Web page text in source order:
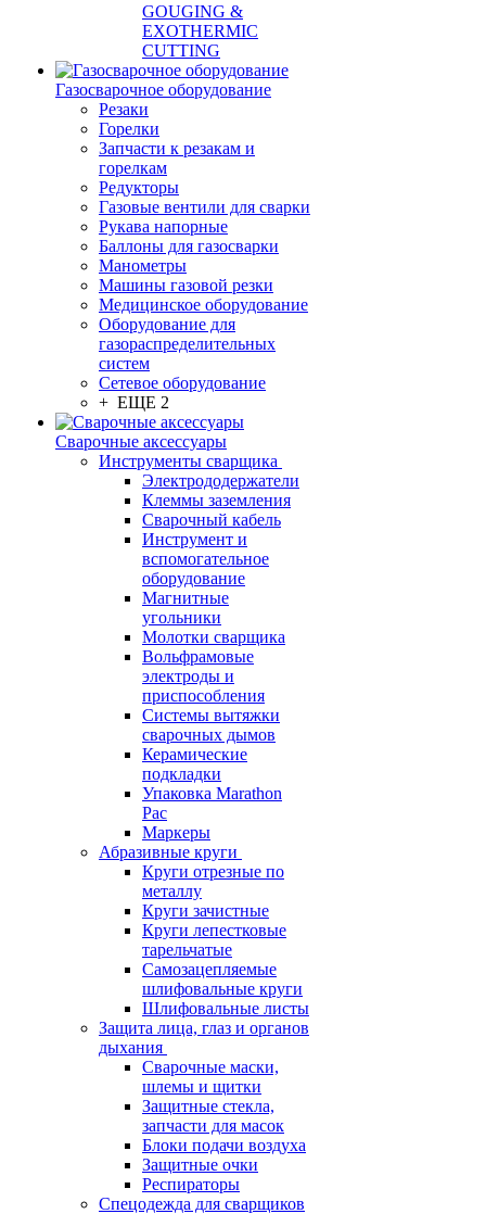
GOUGING &
EXOTHERMIC
CUTTING
Газосварочное оборудование
Резаки
Горелки
Запчасти к резакам и
горелкам
Редукторы
Газовые вентили для сварки
Рукава напорные
Баллоны для газосварки
Манометры
Машины газовой резки
Медицинское оборудование
Оборудование для
газораспределительных
систем
Сетевое оборудование
+ ЕЩЕ 2
Сварочные аксессуары
Инструменты сварщика
Электрододержатели
Клеммы заземления
Сварочный кабель
Инструмент и
вспомогательное
оборудование
Магнитные
угольники
Молотки сварщика
Вольфрамовые
электроды и
приспособления
Системы вытяжки
сварочных дымов
Керамические
подкладки
Упаковка Marathon
Pac
Маркеры
Абразивные круги
Круги отрезные по
металлу
Круги зачистные
Круги лепестковые
тарельчатые
Самозацепляемые
шлифовальные круги
Шлифовальные листы
Защита лица, глаз и органов
дыхания
Сварочные маски,
шлемы и щитки
Защитные стекла,
запчасти для масок
Блоки подачи воздуха
Защитные очки
Респираторы
Спецодежда для сварщиков